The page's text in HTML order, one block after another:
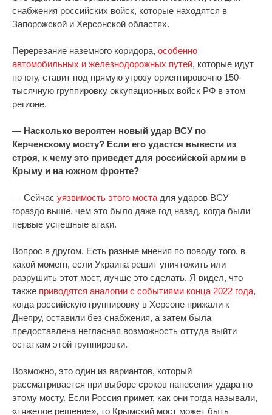
снабжения российских войск, которые находятся в
Запорожской и Херсонской областях.
Перерезание наземного коридора, особенно
автомобильных и железнодорожных путей, которые идут
по югу, ставит под прямую угрозу ориентировочно 150-
тысячную группировку оккупационных войск РФ в этом
регионе.
— Насколько вероятен новый удар ВСУ по
Керченскому мосту? Если его удастся вывести из
строя, к чему это приведет для российской армии в
Крыму и на южном фронте?
— Сейчас уязвимость этого моста для ударов ВСУ
гораздо выше, чем это было даже год назад, когда были
первые успешные атаки.
Вопрос в другом. Есть разные мнения по поводу того, в
какой момент, если Украина решит уничтожить или
разрушить этот мост, лучше это сделать. Я видел, что
также приводятся аналогии с событиями конца 2022 года,
когда российскую группировку в Херсоне прижали к
Днепру, оставили без снабжения, а затем была
предоставлена негласная возможность оттуда выйти
остаткам этой группировки.
Возможно, это один из вариантов, который
рассматривается при выборе сроков нанесения удара по
этому мосту. Если Россия примет, как они тогда называли,
«тяжелое решение», то Крымский мост может быть